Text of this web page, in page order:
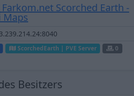
Farkom.net Scorched Earth -
Maps
ScorchedEarth | PVE Server
0
Besitzers